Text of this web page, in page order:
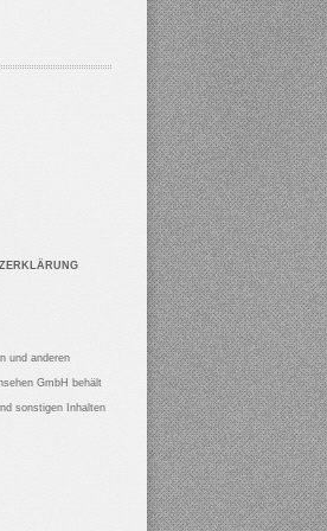
und anderen
GmbH behält
sonstigen Inhalten